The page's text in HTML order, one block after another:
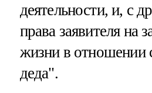
деятельности, и, с
права заявителя на
жизни в отношении
деда".